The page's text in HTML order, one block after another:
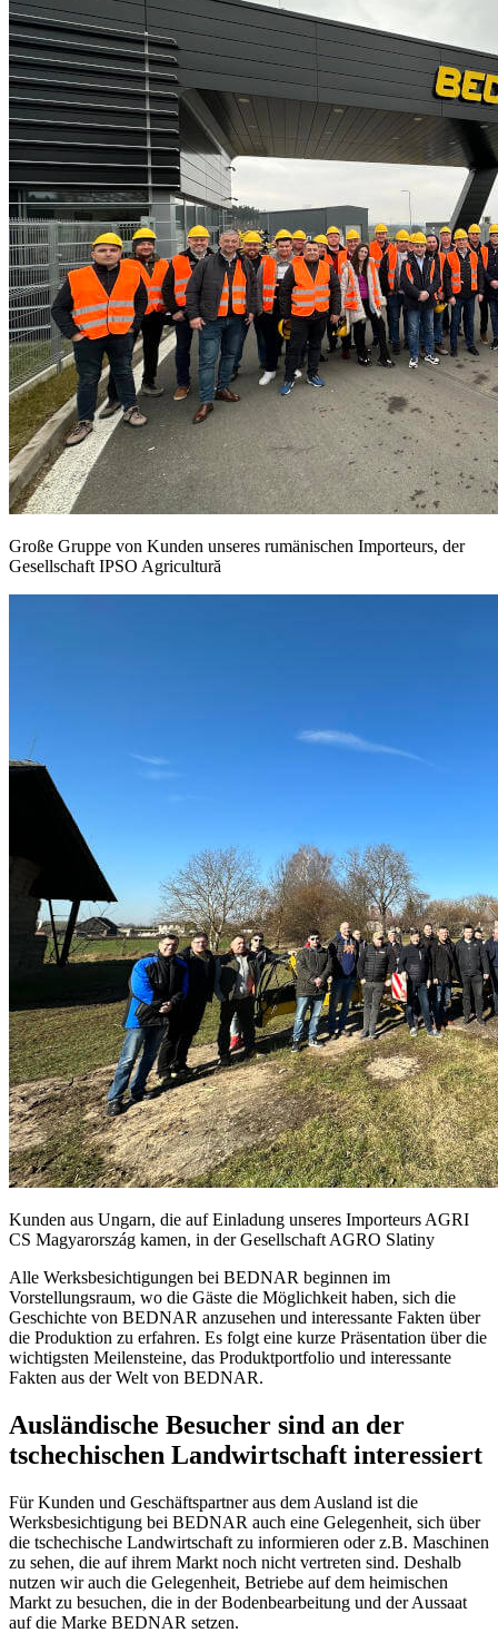
Große Gruppe von Kunden unseres rumänischen Importeurs, der
Gesellschaft IPSO Agricultură
Kunden aus Ungarn, die auf Einladung unseres Importeurs AGRI
CS Magyarország kamen, in der Gesellschaft AGRO Slatiny
Alle Werksbesichtigungen bei BEDNAR beginnen im
Vorstellungsraum, wo die Gäste die Möglichkeit haben, sich die
Geschichte von BEDNAR anzusehen und interessante Fakten über
die Produktion zu erfahren. Es folgt eine kurze Präsentation über die
wichtigsten Meilensteine, das Produktportfolio und interessante
Fakten aus der Welt von BEDNAR.
Ausländische Besucher sind an der
tschechischen Landwirtschaft interessiert
Für Kunden und Geschäftspartner aus dem Ausland ist die
Werksbesichtigung bei BEDNAR auch eine Gelegenheit, sich über
die tschechische Landwirtschaft zu informieren oder z.B. Maschinen
zu sehen, die auf ihrem Markt noch nicht vertreten sind. Deshalb
nutzen wir auch die Gelegenheit, Betriebe auf dem heimischen
Markt zu besuchen, die in der Bodenbearbeitung und der Aussaat
auf die Marke BEDNAR setzen.